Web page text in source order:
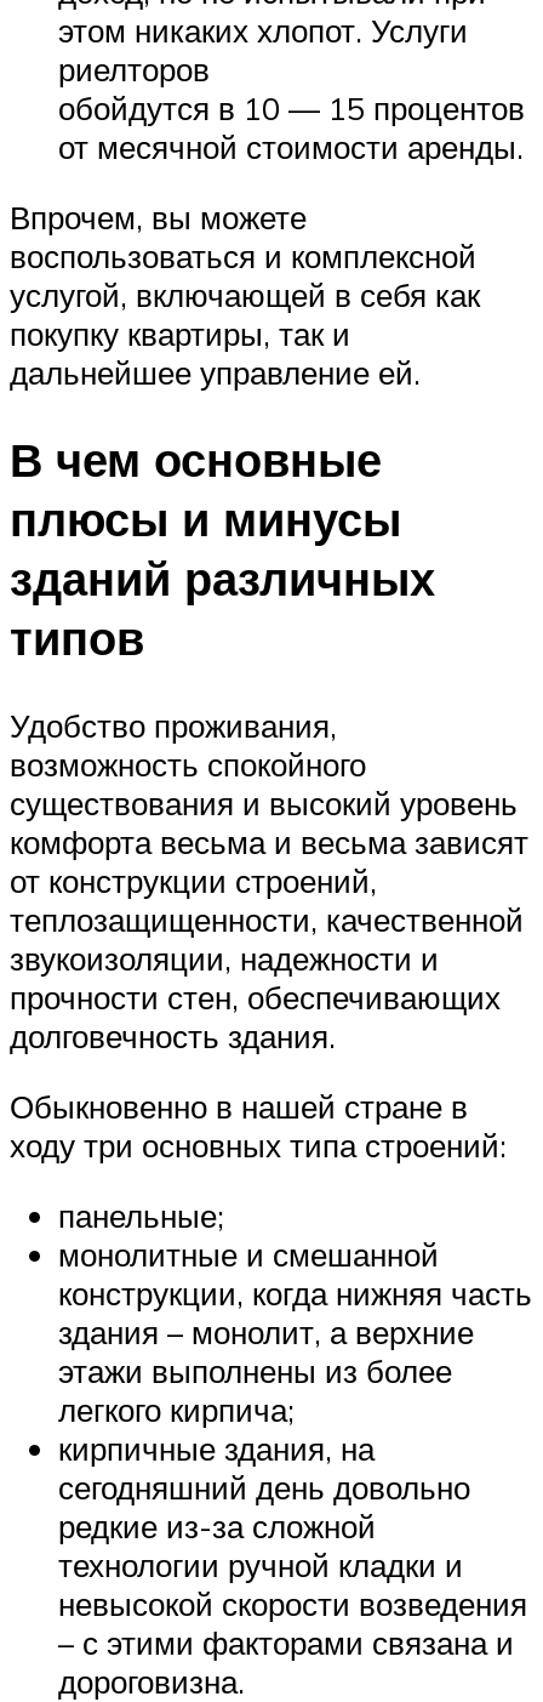
этом никаких хлопот. Услуги
риелторов
обойдутся в 10 — 15 процентов
от месячной стоимости аренды.
Впрочем, вы можете
воспользоваться и комплексной
услугой, включающей в себя как
покупку квартиры, так и
дальнейшее управление ей.
В чем основные
плюсы и минусы
зданий различных
типов
Удобство проживания,
возможность спокойного
существования и высокий уровень
комфорта весьма и весьма зависят
от конструкции строений,
теплозащищенности, качественной
звукоизоляции, надежности и
прочности стен, обеспечивающих
долговечность здания.
Обыкновенно в нашей стране в
ходу три основных типа строений:
панельные;
монолитные и смешанной
конструкции, когда нижняя часть
здания – монолит, а верхние
этажи выполнены из более
легкого кирпича;
кирпичные здания, на
сегодняшний день довольно
редкие из-за сложной
технологии ручной кладки и
невысокой скорости возведения
– с этими факторами связана и
дороговизна.